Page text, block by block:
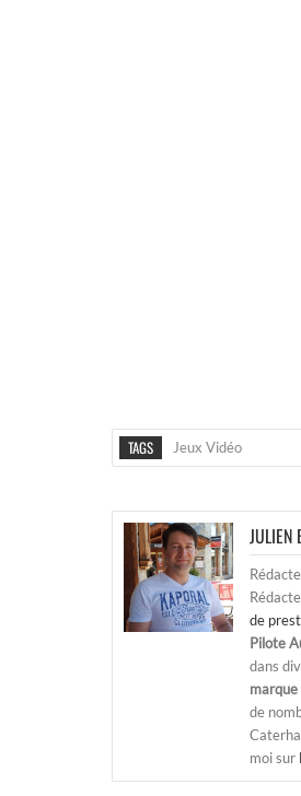
TAGS Jeux Vidéo
JULIEN
de
Pilote
dans
marque
de
moi sur